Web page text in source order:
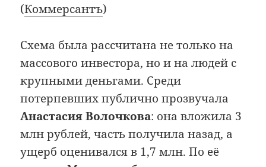
(Коммерсантъ)
Схема была рассчитана не только на
массового инвестора, но и на людей с
крупными деньгами. Среди
потерпевших публично прозвучала
Анастасия Волочкова: она вложила 3
млн рублей, часть получила назад, а
ущерб оценивался в 1,7 млн. По её